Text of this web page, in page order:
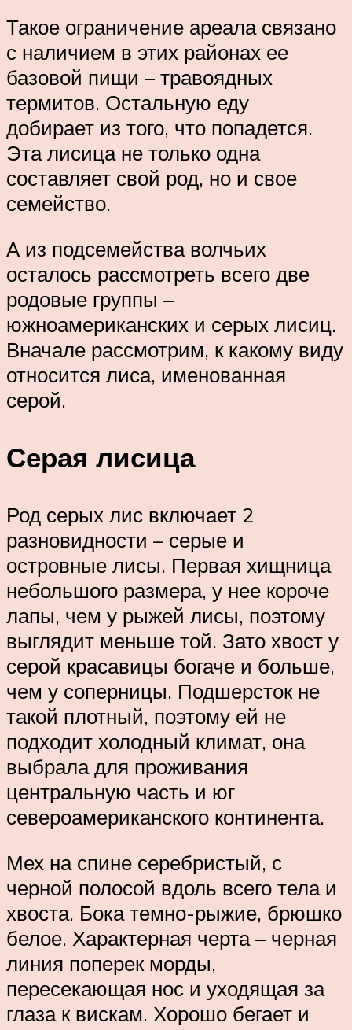
Такое ограничение ареала связано
с наличием в этих районах ее
базовой пищи – травоядных
термитов. Остальную еду
добирает из того, что попадется.
Эта лисица не только одна
составляет свой род, но и свое
семейство.
А из подсемейства волчьих
осталось рассмотреть всего две
родовые группы –
южноамериканских и серых лисиц.
Вначале рассмотрим, к какому виду
относится лиса, именованная
серой.
Серая лисица
Род серых лис включает 2
разновидности – серые и
островные лисы. Первая хищница
небольшого размера, у нее короче
лапы, чем у рыжей лисы, поэтому
выглядит меньше той. Зато хвост у
серой красавицы богаче и больше,
чем у соперницы. Подшерсток не
такой плотный, поэтому ей не
подходит холодный климат, она
выбрала для проживания
центральную часть и юг
североамериканского континента.
Мех на спине серебристый, с
черной полосой вдоль всего тела и
хвоста. Бока темно-рыжие, брюшко
белое. Характерная черта – черная
линия поперек морды,
пересекающая нос и уходящая за
глаза к вискам. Хорошо бегает и